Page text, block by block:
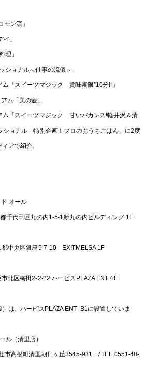
ン流」
」
理」
ショナル～仕事の流儀～」
「スイーツマジック 賞味期限”10分!!」
ム「美の壺」
ム「スイーツマジック 甘いバカンス!軽井沢＆清
ショナル 特別企画！プロのおうちごはん」に2度
アで紹介。
オール
千代田区丸の内1-5-1新丸の内ビルディング 1F
都中央区銀座5-7-10 EXITMELSA 1F
北区梅田2-2-22 ハービスPLAZA ENT 4F
）は、ハービスPLAZA ENT B1に設置していま
（清里店）
市高根町清里朝日ヶ丘3545-931 / TEL 0551-48-